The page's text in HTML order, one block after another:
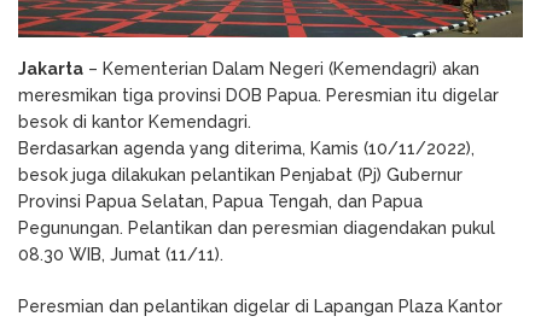
Jakarta – Kementerian Dalam Negeri (Kemendagri) akan
meresmikan tiga provinsi DOB Papua. Peresmian itu digelar
besok di kantor Kemendagri.
Berdasarkan agenda yang diterima, Kamis (10/11/2022),
besok juga dilakukan pelantikan Penjabat (Pj) Gubernur
Provinsi Papua Selatan, Papua Tengah, dan Papua
Pegunungan. Pelantikan dan peresmian diagendakan pukul
08.30 WIB, Jumat (11/11).
Peresmian dan pelantikan digelar di Lapangan Plaza Kantor